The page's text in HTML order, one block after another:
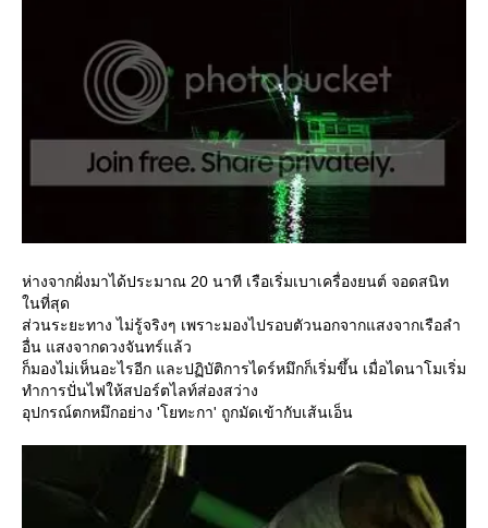
ห่างจากฝั่งมาได้ประมาณ 20 นาที เรือเริ่มเบาเครื่องยนต์ จอดสนิท
นที่สุด
ส่วนระยะทาง ไม่รู้จริงๆ เพราะมองไปรอบตัวนอกจากแสงจากเรือลำ
อื่น แสงจากดวงจันทร์แล้ว
ก็มองไม่เห็นอะไรอีก และปฏิบัติการไดร์หมึกก็เริ่มขึ้น เมื่อไดนาโมเริ่ม
ทำการปั่นไฟให้สปอร์ตไลท์ส่องสว่าง
อุปกรณ์ตกหมึกอย่าง 'โยทะกา' ถูกมัดเข้ากับเส้นเอ็น